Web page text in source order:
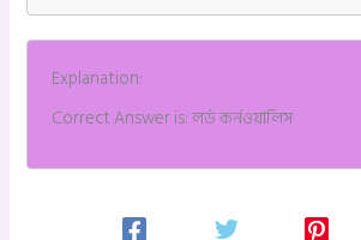
Explanation:
Correct Answer is: লর্ড কর্নওয়ালিস